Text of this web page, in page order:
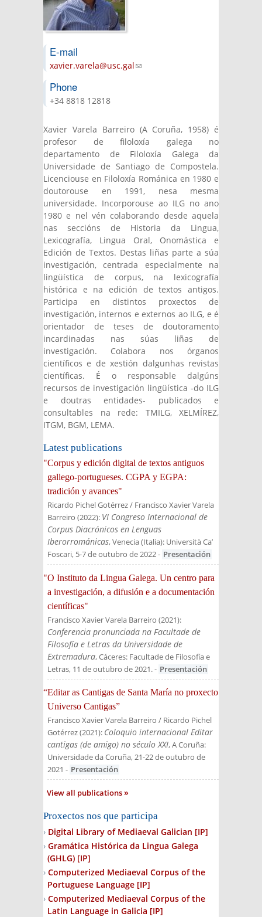
E-mail
xavier.varela@usc.gal(link sends e-mail)
Phone
+34 8818 12818
Xavier Varela Barreiro (A Coruña, 1958) é
profesor de filoloxía galega no
departamento de Filoloxía Galega da
Universidade de Santiago de Compostela.
Licenciouse en Filoloxía Románica en 1980 e
doutorouse en 1991, nesa mesma
universidade. Incorporouse ao ILG no ano
1980 e nel vén colaborando desde aquela
nas seccións de Historia da Lingua,
Lexicografía, Lingua Oral, Onomástica e
Edición de Textos. Destas liñas parte a súa
investigación, centrada especialmente na
lingüística de corpus, na lexicografía
histórica e na edición de textos antigos.
Participa en distintos proxectos de
investigación, internos e externos ao ILG, e é
orientador de teses de doutoramento
incardinadas nas súas liñas de
investigación. Colabora nos órganos
científicos e de xestión dalgunhas revistas
científicas. É o responsable dalgúns
recursos de investigación lingüística -do ILG
e doutras entidades- publicados e
consultables na rede: TMILG, XELMÍREZ,
ITGM, BGM, LEMA.
Latest publications
"Corpus y edición digital de textos antiguos
gallego-portugueses. CGPA y EGPA:
tradición y avances"
Ricardo Pichel Gotérrez / Francisco Xavier Varela
Barreiro (2022): VI Congreso Internacional de
Corpus Diacrónicos en Lenguas
Iberorrománicas, Venecia (Italia): Università Ca’
Foscari, 5-7 de outubro de 2022- Presentación
"O Instituto da Lingua Galega. Un centro para
a investigación, a difusión e a documentación
científicas"
Francisco Xavier Varela Barreiro (2021):
Conferencia pronunciada na Facultade de
Filosofía e Letras da Universidade de
Extremadura, Cáceres: Facultade de Filosofía e
Letras, 11 de outubro de 2021.- Presentación
“Editar as Cantigas de Santa María no proxecto
Universo Cantigas”
Francisco Xavier Varela Barreiro / Ricardo Pichel
Gotérrez(2021): Coloquio internacional Editar
cantigas (de amigo) no século XXI, A Coruña:
Universidade da Coruña, 21-22 de outubro de
2021 - Presentación
View all publications
Proxectos nos que participa
Digital Library of Mediaeval Galician [IP]
Gramática Histórica da Lingua Galega
(GHLG) [IP]
Computerized Mediaeval Corpus of the
Portuguese Language [IP]
Computerized Mediaeval Corpus of the
Latin Language in Galicia [IP]